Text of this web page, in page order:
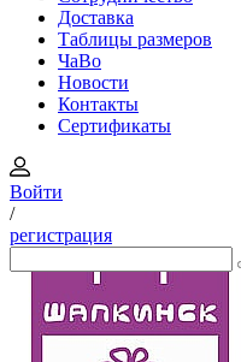
Доставка
Таблицы размеров
ЧаВо
Новости
Контакты
Сертификаты
Войти
/
регистрация